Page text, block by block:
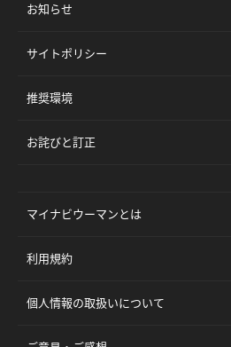
お知らせ
サイトポリシー
推奨環境
お詫びと訂正
マイナビウーマンとは
利用規約
個人情報の取扱いについて